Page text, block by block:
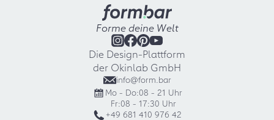
Forme deine Welt
Die Design-Plattform
der Okinlab GmbH
info@form.bar
Mo - Do:08 - 21 Uhr
Fr:08 - 17:30 Uhr
+49 681 410 976 42